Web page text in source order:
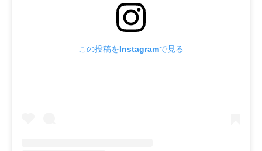
この投稿をInstagramで見る